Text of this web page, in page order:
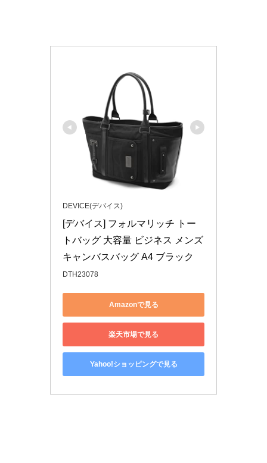
DEVICE(デバイス)
[デバイス] フォルマリッチ トー
トバッグ 大容量 ビジネス メンズ
キャンバスバッグ A4 ブラック
DTH23078
Amazonで見る
楽天市場で見る
Yahoo!ショッピングで見る